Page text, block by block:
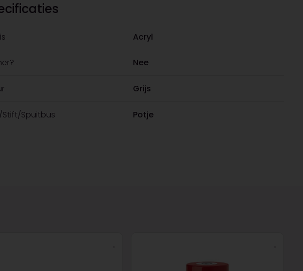
Acryl
Nee
Grijs
Stift/Spuitbus Potje